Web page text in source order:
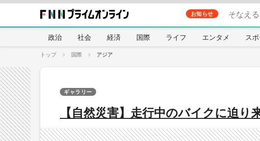
お知らせ そなえ
政治 社会 経済 国際 ライフ エンタメ ス
トップ 国際 アジア
【自然災害】走行中のバイクに迫
ギャラリー